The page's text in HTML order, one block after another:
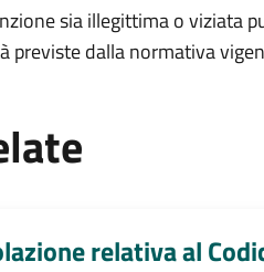
sia illegittima o viziata
previstedalla normativa
relativa al